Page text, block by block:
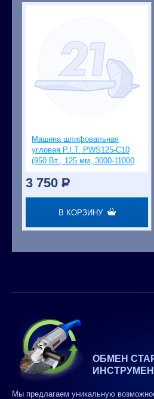
Машина шлифовальная
угловая P.I.T. PWS125-C10
(950 Вт., 125 мм, 3000-11000
3 750 P
В КОРЗИНУ
ОБМЕН
Мы предлагаем уникальную